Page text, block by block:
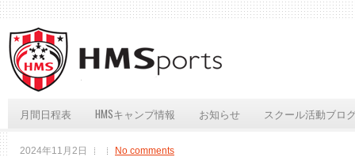
月間日程表 HMSキャンプ情報 お知らせ スクール活動ブロ
2024年11月2日 No comments